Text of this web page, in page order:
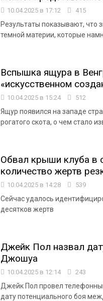
10.04.2025 в 17:12 415
Результаты показывают, что
темной материи, которые
Вспышка ящура в
«искусственном
10.04.2025 в 15:24 512
Ящур появился на западе
рогатого скота, о чем стало
Обвал крыши клуба в
количество жертв
10.04.2025 в 14:28 539
Сейчас удалось
десятков жертв
Джейк Пол назвал
Джошуа
10.04.2025 в 12:14 243
Джейк Пол провел
дату потенциального боя